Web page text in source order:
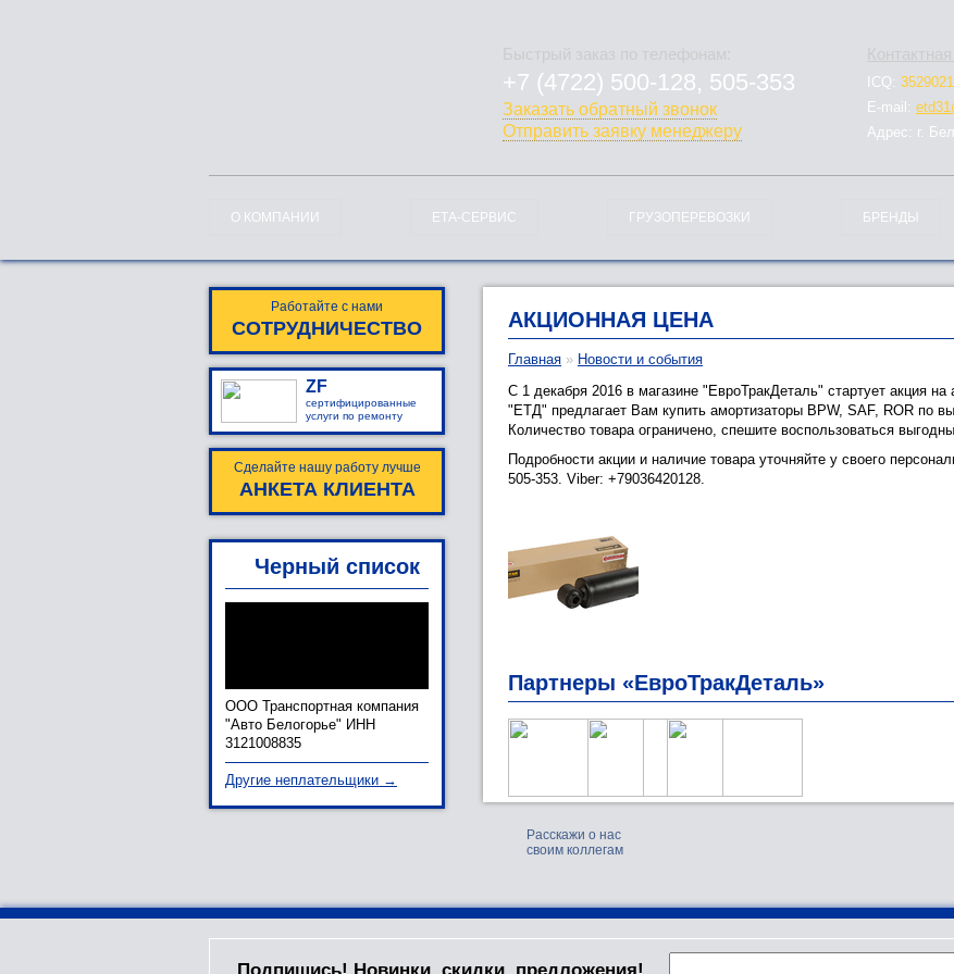
+7 (4722) 500-128, 505-353
778-128
Заказать обратный звонок
Отправить заявку менеджеру
ICQ:
E-mail:
Адрес: г.
О КОМПАНИИ ЕТА-СЕРВИС ГРУЗОПЕРЕВОЗКИ БРЕНДЫ
Работайте с нами
СОТРУДНИЧЕСТВО
ZF
сертифицированные
услуги по ремонту
Сделайте нашу работу лучше
АНКЕТА КЛИЕНТА
Черный список
ООО Транспортная компания
"Авто Белогорье" ИНН
3121008835
Другие неплательщики →
АКЦИОННАЯ ЦЕНА
Главная » Новости и события
С 1 декабря 2016 в магазине "ЕвроТракДеталь" стартует акция на
"ЕТД" предлагает Вам купить амортизаторы BPW, SAF, ROR по
Количество товара ограничено, спешите воспользоваться
Подробности акции и наличие товара уточняйте у своего
505-353. Viber: +79036420128.
Партнеры «ЕвроТракДеталь»
Расскажи о нас
своим коллегам